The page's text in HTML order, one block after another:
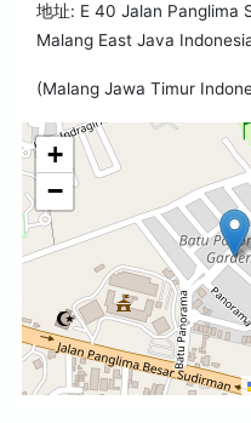
地址: E 40 Jalan Panglima
Malang East Java
(Malang Jawa Timur
+
−